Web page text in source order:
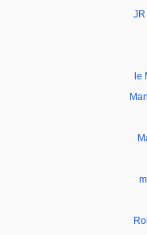
le